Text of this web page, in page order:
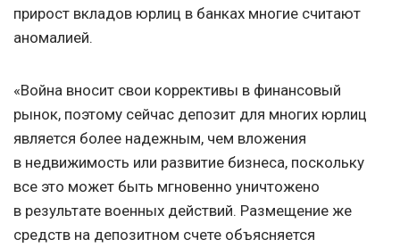
прирост вкладов юрлиц в банках многие считают
аномалией.
«Война вносит свои коррективы в финансовый
рынок, поэтому сейчас депозит для многих юрлиц
является более надежным, чем вложения
в недвижимость или развитие бизнеса, поскольку
все это может быть мгновенно уничтожено
в результате военных действий. Размещение же
средств на депозитном счете объясняется